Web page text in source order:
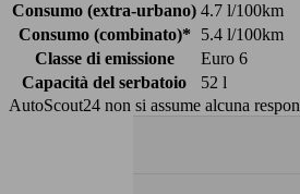
Consumo (extra-urbano) 4.7 l/100km
Consumo (combinato)*
5.4 l/100km
Classe di emissione
Euro 6
Capacità del serbatoio
52 l
AutoScout24 non si assume alcuna